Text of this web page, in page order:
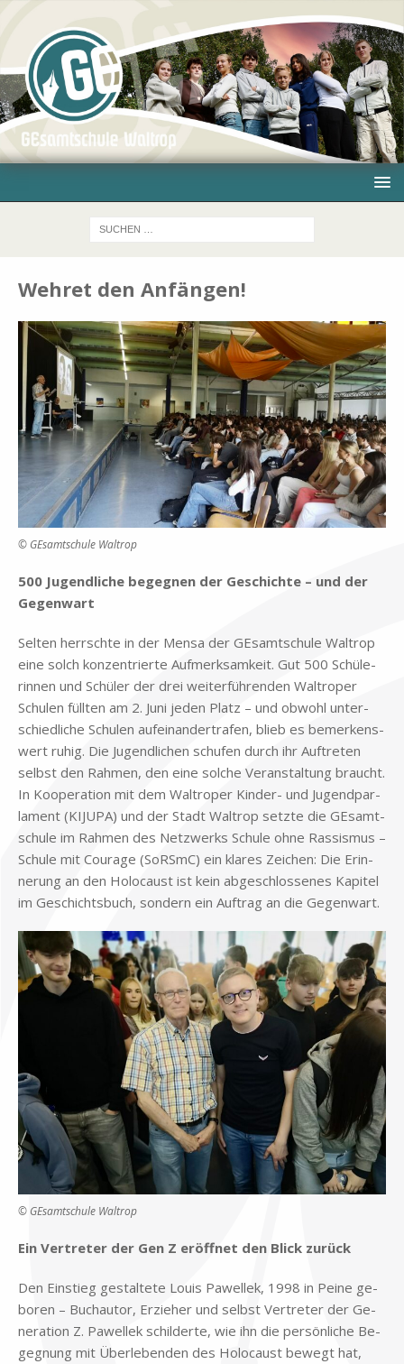
Wehret den Anfängen!
© GEsamtschule Waltrop
500 Ju­gend­li­che be­geg­nen der Ge­schich­te – und der
Ge­gen­wart
Sel­ten herrsch­te in der Men­sa der GE­samt­schu­le Wal­trop
eine solch kon­zen­trier­te Auf­merk­sam­keit. Gut 500 Schü­le­
rin­nen und Schü­ler der drei wei­ter­füh­ren­den Wal­tro­per
Schu­len füll­ten am 2. Juni je­den Platz – und ob­wohl un­ter­
schied­li­che Schu­len auf­ein­an­der­tra­fen, blieb es be­mer­kens­
wert ru­hig. Die Ju­gend­li­chen schu­fen durch ihr Auf­tre­ten
selbst den Rah­men, den eine sol­che Ver­an­stal­tung braucht.
In Ko­ope­ra­ti­on mit dem Wal­tro­per Kin­der- und Ju­gend­par­
la­ment (KIJUPA) und der Stadt Wal­trop setz­te die GE­samt­
schu­le im Rah­men des Netz­werks Schu­le ohne Ras­sis­mus –
Schu­le mit Cou­ra­ge (SoRSmC) ein kla­res Zei­chen: Die Er­in­
ne­rung an den Ho­lo­caust ist kein ab­ge­schlos­se­nes Ka­pi­tel
im Ge­schichts­buch, son­dern ein Auf­trag an die Ge­gen­wart.
© GE­samt­schu­le Wal­trop
Ein Ver­tre­ter der Gen Z er­öff­net den Blick zu­rück
Den Ein­stieg ge­stal­te­te Lou­is Pa­wel­lek, 1998 in Pei­ne ge­
bo­ren – Buch­au­tor, Er­zie­her und selbst Ver­tre­ter der Ge­
ne­ra­ti­on Z. Pa­wel­lek schil­der­te, wie ihn die per­sön­li­che Be­
geg­nung mit Über­le­ben­den des Ho­lo­caust be­wegt hat,